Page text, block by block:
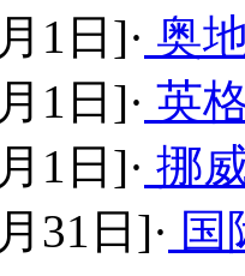
1日]· 奥
1日]· 英
1日]· 挪
31日]· 国